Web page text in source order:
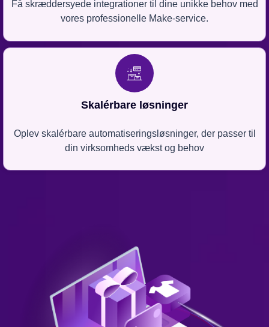
Få skræddersyede integrationer til dine unikke behov med
vores professionelle Make-service.
Skalérbare løsninger
Oplev skalérbare automatiseringsløsninger, der passer til
din virksomheds vækst og behov